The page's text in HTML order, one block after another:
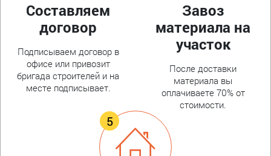
Составляем
договор
Подписываем договор в
офисе или привозит
бригада строителей и на
месте подписывает.
Завоз
материала на
участок
После доставки
материала вы
оплачиваете 70% от
стоимости.